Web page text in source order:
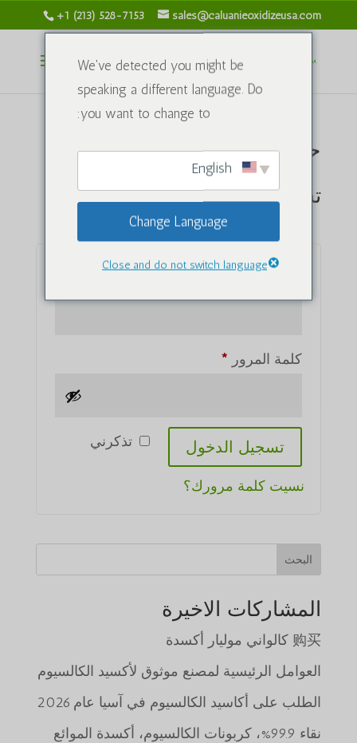
+1 (213) 528-7153 sales@caluanieoxidizeusa.com
حسابي
تسجيل الدخول
اسم المستخدم أو البريد الإلكتروني
كلمة المرور *
تذكرني تسجيل الدخول
نسيت كلمة مرورك؟
البحث
المشاركات الاخيرة
购买 كالواني موليار أكسدة
العوامل الرئيسية لمصنع موثوق لأكسيد الكالسيوم
الطلب على أكاسيد الكالسيوم في آسيا عام 2026
نقاء 99.9%، كربونات الكالسيوم، أكسدة الموائع
We've detected you might be
speaking a different language. Do
you want to change to:
Change Language
Close and do not switch language